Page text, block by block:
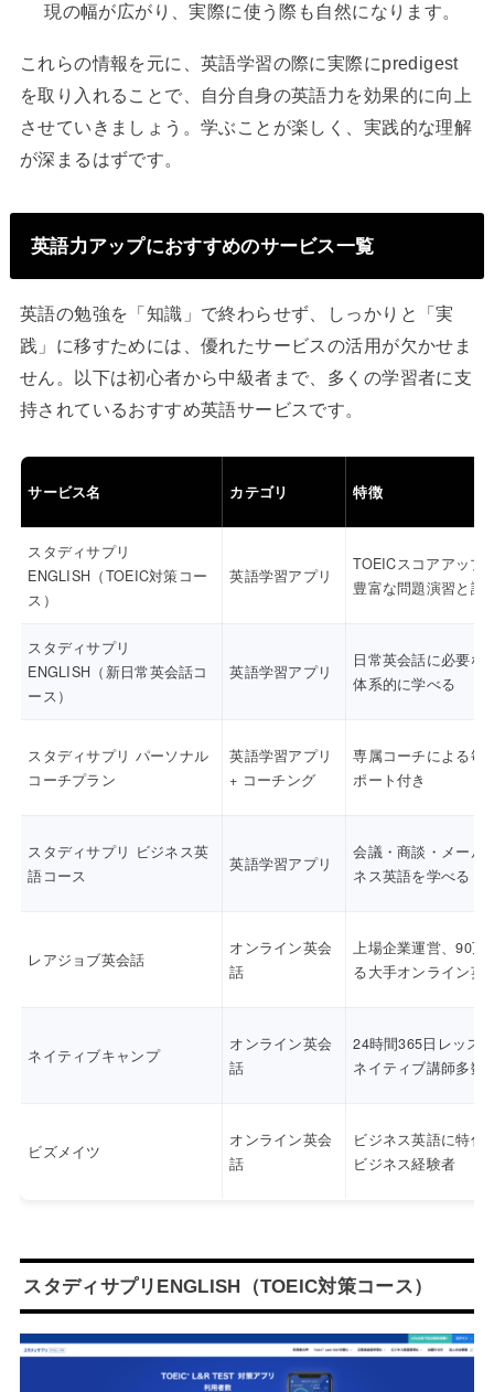
現の幅が広がり、実際に使う際も自然になります。
これらの情報を元に、英語学習の際に実際にpredigest
を取り入れることで、自分自身の英語力を効果的に向上
させていきましょう。学ぶことが楽しく、実践的な理解
が深まるはずです。
英語力アップにおすすめのサービス一覧
英語の勉強を「知識」で終わらせず、しっかりと「実
践」に移すためには、優れたサービスの活用が欠かせま
せん。以下は初心者から中級者まで、多くの学習者に支
持されているおすすめ英語サービスです。
サービス名 カテゴリ 特徴
スタディサプリ
ENGLISH（TOEIC対策コー
ス）
英語学習アプリ
TOEICスコアアップ
豊富な問題演習と講
スタディサプリ
ENGLISH（新日常英会話コ
ース）
英語学習アプリ
日常英会話に必要な
体系的に学べる
スタディサプリ パーソナル
コーチプラン
英語学習アプリ
+ コーチング
専属コーチによる毎
ポート付き
スタディサプリ ビジネス英
語コース
英語学習アプリ
会議・商談・メール
ネス英語を学べる
レアジョブ英会話
オンライン英会
話
上場企業運営、90万
る大手オンライン英
ネイティブキャンプ
オンライン英会
話
24時間365日レッス
ネイティブ講師多数
ビズメイツ
オンライン英会
話
ビジネス英語に特化
ビジネス経験者
スタディサプリENGLISH（TOEIC対策コース）